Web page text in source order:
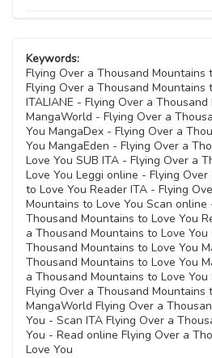
Keywords:
Flying Over a Thousand Mountains
Flying Over a Thousand Mountains
ITALIANE - Flying Over a
MangaWorld - Flying Over a
You MangaDex - Flying Over a
You MangaEden - Flying Over a
Love You SUB ITA - Flying Over a
Love You Leggi online - Flying
to Love You Reader ITA - Flying
Mountains to Love You Scan online
Thousand Mountains to Love You
a Thousand Mountains to Love
Thousand Mountains to Love You
Thousand Mountains to Love You
a Thousand Mountains to Love
Flying Over a Thousand Mountains
MangaWorld Flying Over a
You - Scan ITA Flying Over a
You - Read online Flying Over a
Love You